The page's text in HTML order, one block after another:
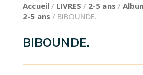
Accueil/ LIVRES / 2-5 ans /
2-5 ans / BIBOUNDE.
BIBOUNDE.